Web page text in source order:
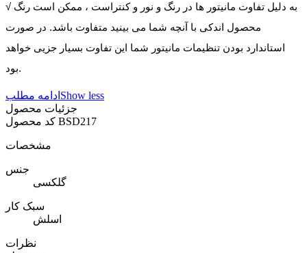
√ به دلیل تفاوت مانیتور ها در رنگ و نور و کنتراست ، ممکن است رنگ
محصول اندکی با آنچه شما می بینید متفاوت باشد. در صورت
استاندارد بودن تنظیمات مانیتور شما این تفاوت بسیار جزیی خواهد
بود.
ادامه مطلب Show less
جزئیات محصول
BSD217
مشخصات
جنس
گلکسی
سبک کار
اسلش
نظرات